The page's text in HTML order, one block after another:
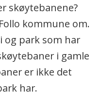
skøytebanene?
kommune om.
og park som har
i gamle
er ikke det
har.